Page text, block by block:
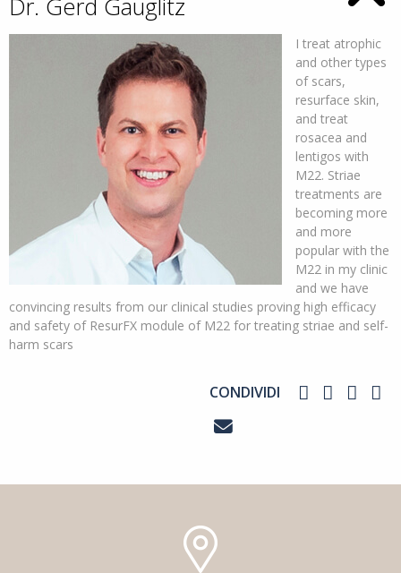
Dr. Gerd Gauglitz
I treat atrophic
and other types
of scars,
resurface skin,
and treat
rosacea and
lentigos with
M22. Striae
treatments are
becoming more
and more
popular with the
M22 in my clinic
and we have
convincing results from our clinical studies proving high efficacy
and safety of ResurFX module of M22 for treating striae and self-
harm scars
CONDIVIDI